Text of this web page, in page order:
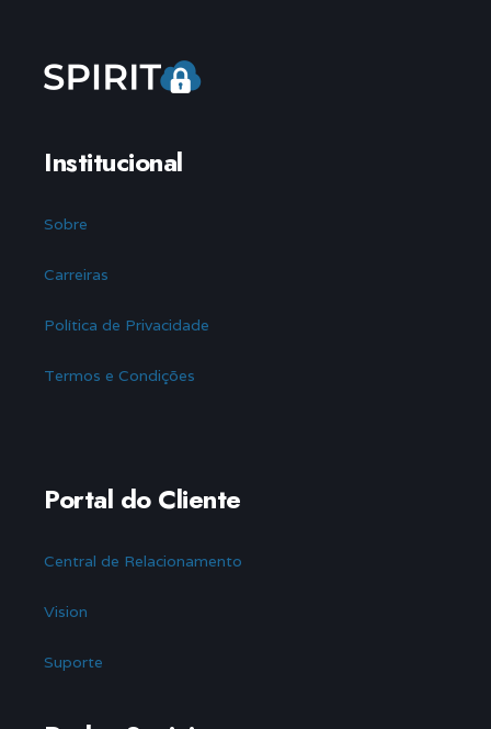
Institucional
Sobre
Carreiras
Política de Privacidade
Termos e Condições
Portal do Cliente
Central de Relacionamento
Vision
Suporte